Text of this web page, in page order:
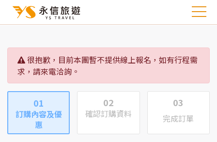
很抱歉，目前本團暫不提供線上報名，如有行程需
求，請來電洽詢。
01
訂購內容及優
惠
02
確認訂購資料
03
完成訂單